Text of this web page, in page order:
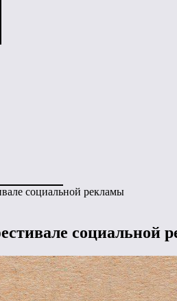
социальной рекламы
социальной